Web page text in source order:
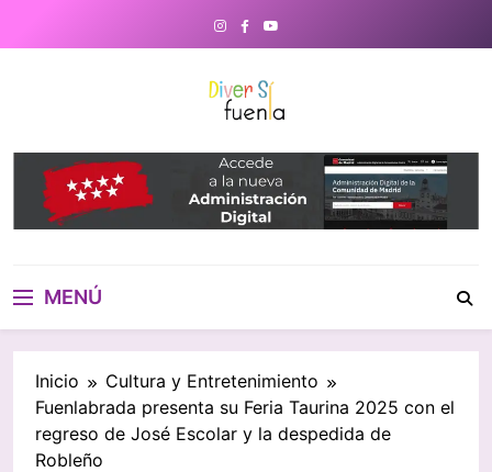
DiverSiFuenla
Diversifuenla – Tu medio digital
de referencia en Fuenlabrada.
Noticias, eventos culturales,
gastronomía y un directorio de
MENÚ
Inicio
Cultura y Entretenimiento
Fuenlabrada presenta su Feria Taurina 2025 con el
regreso de José Escolar y la despedida de
Robleño